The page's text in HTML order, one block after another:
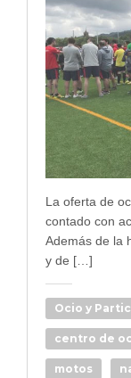
La oferta de
contado con
Además de la
y de […]
Ocio y
centro de
motos